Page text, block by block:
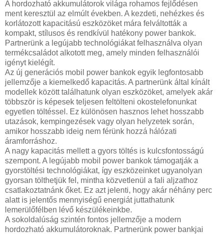
A hordozható akkumulátorok világa rohamos fejlődésen
ment keresztül az elmúlt években. A kezdeti, nehézkes és
korlátozott kapacitású eszközöket mára felváltották a
kompakt, stílusos és rendkívül hatékony power bankok.
Partnerünk a legújabb technológiákat felhasználva olyan
termékcsaládot alkotott meg, amely minden felhasználói
igényt kielégít.
Az új generációs mobil power bankok egyik legfontosabb
jellemzője a kiemelkedő kapacitás. A partnerünk által kínált
modellek között találhatunk olyan eszközöket, amelyek akár
többször is képesek teljesen feltölteni okostelefonunkat
egyetlen töltéssel. Ez különösen hasznos lehet hosszabb
utazások, kempingezések vagy olyan helyzetek során,
amikor hosszabb ideig nem férünk hozzá hálózati
áramforráshoz.
A nagy kapacitás mellett a gyors töltés is kulcsfontosságú
szempont. A legújabb mobil power bankok támogatják a
gyorstöltési technológiákat, így eszközeinket ugyanolyan
gyorsan tölthetjük fel, mintha közvetlenül a fali aljzathoz
csatlakoztatnánk őket. Ez azt jelenti, hogy akár néhány perc
alatt is jelentős mennyiségű energiát juttathatunk
lemerülőfélben lévő készülékeinkbe.
A sokoldalúság szintén fontos jellemzője a modern
hordozható akkumulátoroknak. Partnerünk power bankjai